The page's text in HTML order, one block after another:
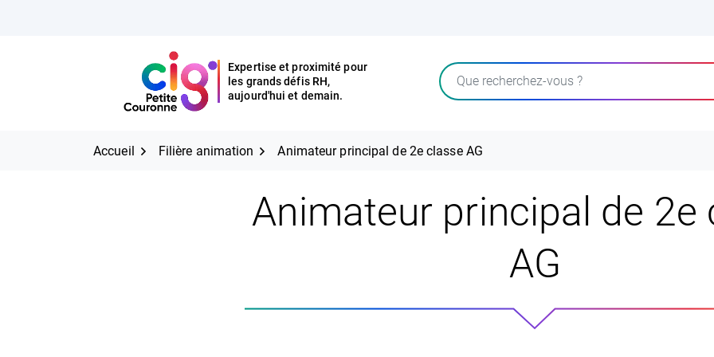
CIG Petite Couronne
Expertise et proximité pour
les grands défis RH,
aujourd'hui et demain.
Rechercher
CIG Petite Couronne
Expertise et proximité pour
les grands défis RH,
aujourd'hui et demain.
Accueil Filière animation Animateur principal de 2e classe AG
Animateur principal de 2e
AG